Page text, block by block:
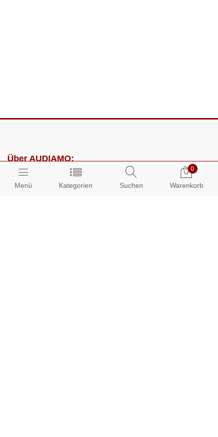
Menü Kategorien Suchen
0
Warenkorb
Über AUDIAMO:
Impressum